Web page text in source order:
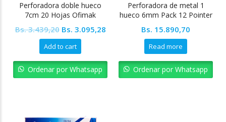
Perforadora doble hueco
7cm 20 Hojas Ofimak
Bs.3.439,20 Original
price
was:
Bs. 3.439,20.
Bs. 3.095,28Current
Bs. 3.095,28.
Add to cart
Ordenar por Whatsapp
Perforadora de metal 1
hueco 6mm Pack 12 Pointer
Bs. 15.890,70
Read more
Ordenar por Whatsapp